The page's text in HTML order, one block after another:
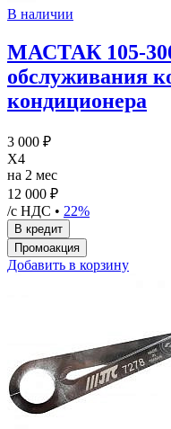
В наличии
МАСТАК 105-
обслуживания
кондиционера
3 000 ₽
X4
на 2 мес
12 000 ₽
/с НДС • 22%
Добавить в корзину